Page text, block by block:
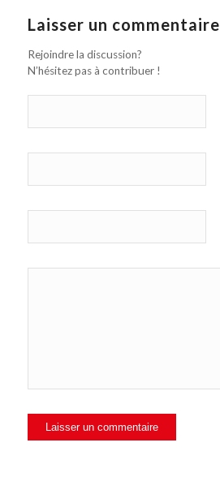
Laisser un commentaire
Rejoindre la discussion?
N’hésitez pas à contribuer !